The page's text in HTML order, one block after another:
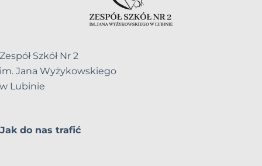
Zespół Szkół Nr 2
im. Jana Wyżykowskiego
w Lubinie
Jak do nas trafić